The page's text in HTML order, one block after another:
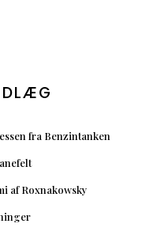
fra Benzintanken
af Roxnakowsky